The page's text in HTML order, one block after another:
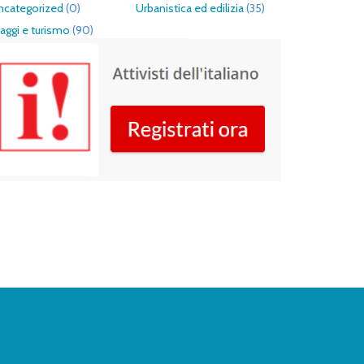
(0) Urbanistica ed edilizia(35)
e turismo (90)